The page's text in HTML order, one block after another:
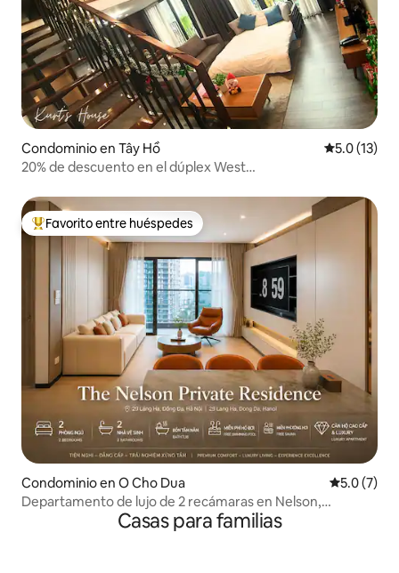
Condominio en Tây Hồ Calificación
5.0 (13)
20% de descuento en el dúplex West
De los mejores en Favorito entre huéspedes
Favorito entre huéspedes
Condominio en O Cho Dua
5.0 (7)
Departamento de lujo de 2 recámaras en Nelson,
gimnasio y alberca infinita gratuita
Casas para familias